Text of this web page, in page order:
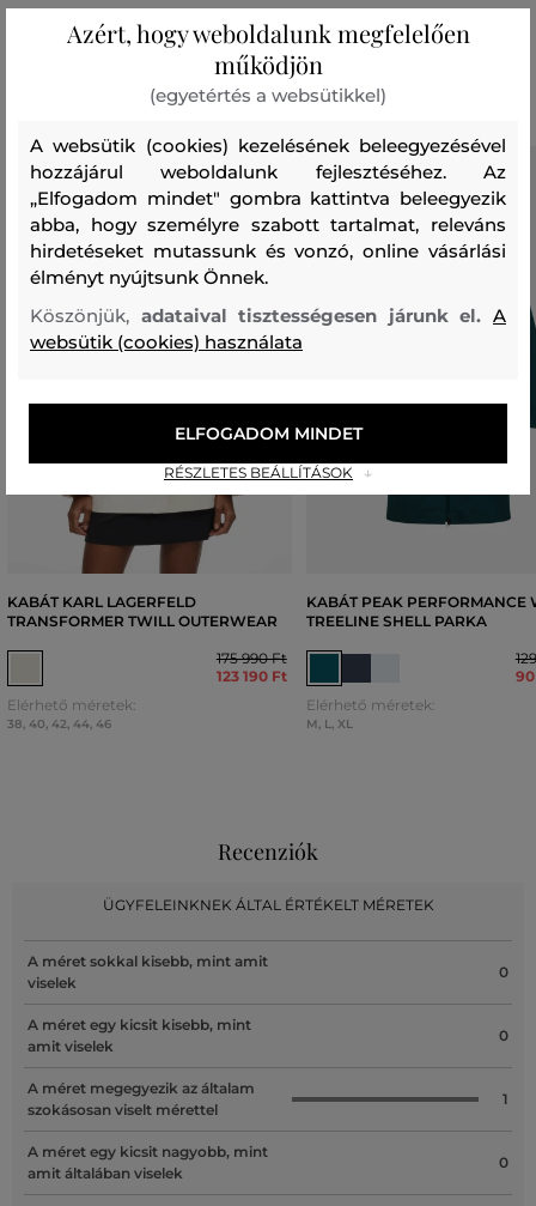
Ajánlott termékek
KABÁT KARL LAGERFELD
TRANSFORMER TWILL OUTERWEAR
175 990 Ft
123 190 Ft
Elérhető méretek:
38, 40, 42, 44, 46
KABÁT PEAK PERFORMANCE
TREELINE SHELL PARKA
Elérhető méretek:
M, L, XL
Recenziók
ÜGYFELEINKNEK ÁLTAL ÉRTÉKELT MÉRETEK
A méret sokkal kisebb, mint amit
viselek
0
A méret egy kicsit kisebb, mint
amit viselek
0
A méret megegyezik az általam
szokásosan viselt mérettel
1
A méret egy kicsit nagyobb, mint
amit általában viselek
0
Azért, hogy weboldalunk megfelelően
működjön
(egyetértés a websütikkel)
A websütik (cookies) kezelésének beleegyezésével
hozzájárul weboldalunk fejlesztéséhez. Az
„Elfogadom mindet" gombra kattintva beleegyezik
abba, hogy személyre szabott tartalmat, releváns
hirdetéseket mutassunk és vonzó, online vásárlási
élményt nyújtsunk Önnek.
Köszönjük, adataival tisztességesen járunk el.A
websütik (cookies) használata
RÉSZLETES BEÁLLÍTÁSOK
ELFOGADOM MINDET